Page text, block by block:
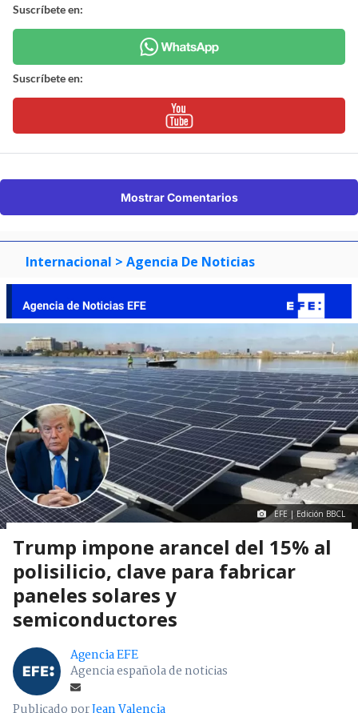
Suscríbete en:
Suscríbete en:
Mostrar Comentarios
Internacional > Agencia De Noticias
EFE | Edición BBCL
Trump impone arancel del 15% al
polisilicio, clave para fabricar
paneles solares y
semiconductores
Agencia EFE
Agencia española de noticias